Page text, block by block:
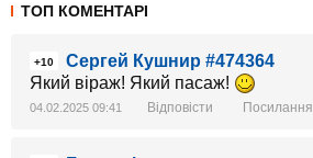
ТОП КОМЕНТАРІ
+10
Сергей Кушнир #474364
Який віраж! Який пасаж!
04.02.2025 09:41 Відповісти Посилання